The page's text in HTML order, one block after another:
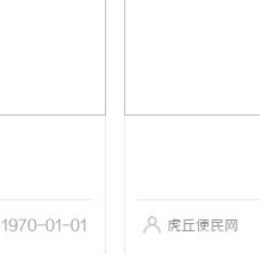
1970-01-01 虎丘便民网